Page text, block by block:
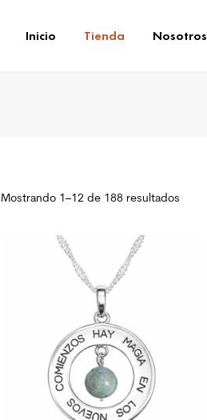
Inicio Tienda Nosotros
Mostrando 1–12 de 188 resultados